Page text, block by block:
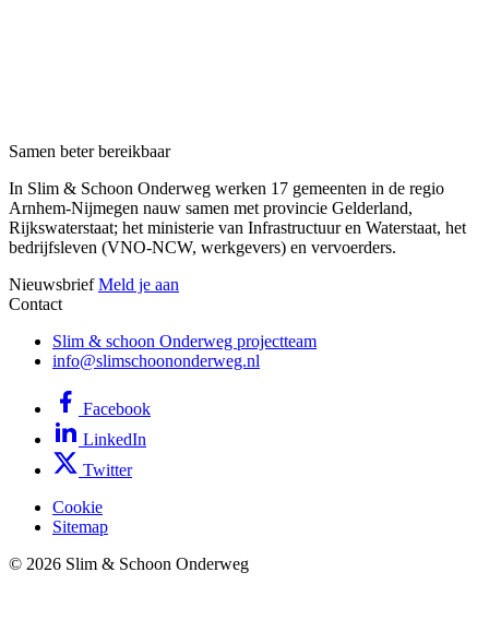
Samen beter bereikbaar
In Slim & Schoon Onderweg werken 17 gemeenten in de regio
Arnhem-Nijmegen nauw samen met provincie Gelderland,
Rijkswaterstaat; het ministerie van Infrastructuur en Waterstaat, het
bedrijfsleven (VNO-NCW, werkgevers) en vervoerders.
Nieuwsbrief Meld je aan
Contact
Slim & schoon Onderweg projectteam
info@slimschoononderweg.nl
Facebook
LinkedIn
Twitter
Cookie
Sitemap
© 2026 Slim & Schoon Onderweg